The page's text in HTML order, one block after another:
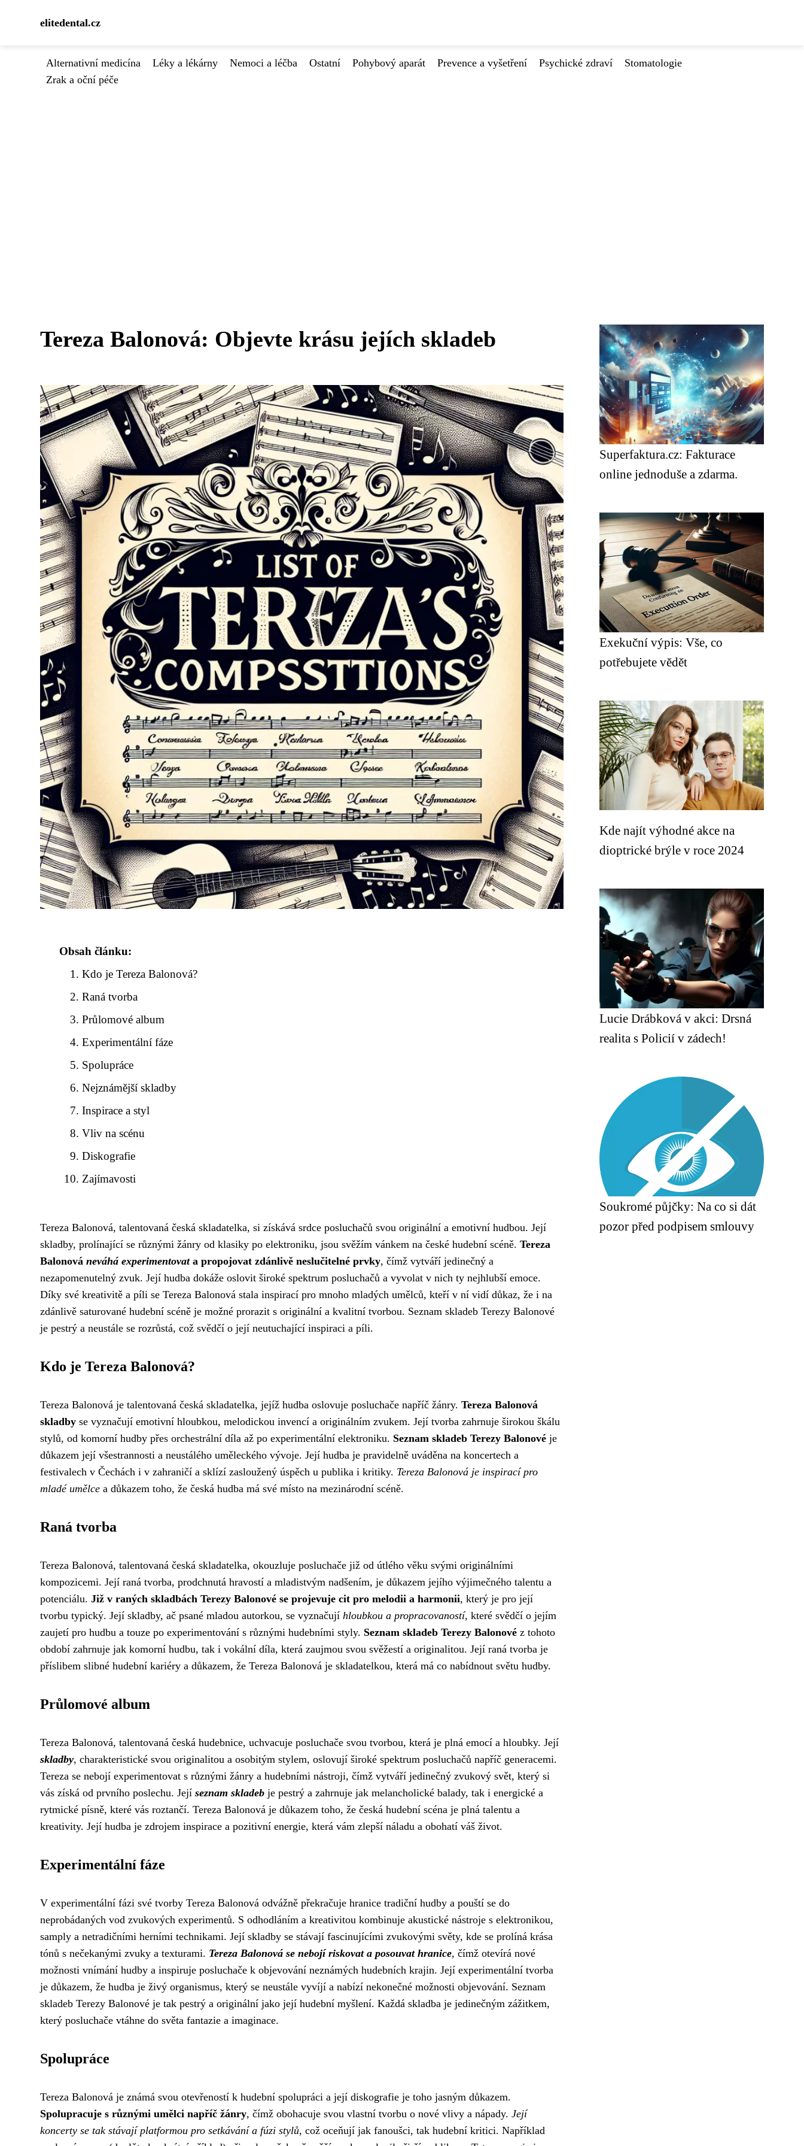
elitedental.cz
Alternativní medicína Léky a lékárny Nemoci a léčba Ostatní Pohybový aparát Prevence a vyšetření Psychické zdraví
Stomatologie
Zrak a oční péče
Tereza Balonová: Objevte krásu jejích skladeb
Obsah článku:
Kdo je Tereza Balonová?
Raná tvorba
Průlomové album
Experimentální fáze
Spolupráce
Nejznámější skladby
Inspirace a styl
Vliv na scénu
Diskografie
Zajímavosti
Tereza Balonová, talentovaná česká skladatelka, si získává srdce posluchačů svou originální a emotivní hudbou. Její
skladby, prolínající se různými žánry od klasiky po elektroniku, jsou svěžím vánkem na české hudební scéně. Tereza
Balonová neváhá experimentovata propojovat zdánlivě neslučitelné prvky, čímž vytváří jedinečný a
nezapomenutelný zvuk. Její hudba dokáže oslovit široké spektrum posluchačů a vyvolat v nich ty nejhlubší emoce.
Díky své kreativitě a píli se Tereza Balonová stala inspirací pro mnoho mladých umělců, kteří v ní vidí důkaz, že i na
zdánlivě saturované hudební scéně je možné prorazit s originální a kvalitní tvorbou. Seznam skladeb Terezy Balonové
je pestrý a neustále se rozrůstá, což svědčí o její neutuchající inspiraci a píli.
Kdo je Tereza Balonová?
Tereza Balonová je talentovaná česká skladatelka, jejíž hudba oslovuje posluchače napříč žánry. Tereza Balonová
skladby se vyznačují emotivní hloubkou, melodickou invencí a originálním zvukem. Její tvorba zahrnuje širokou škálu
stylů, od komorní hudby přes orchestrální díla až po experimentální elektroniku. Seznam skladeb Terezy Balonové je
důkazem její všestrannosti a neustálého uměleckého vývoje. Její hudba je pravidelně uváděna na koncertech a
festivalech v Čechách i v zahraničí a sklízí zasloužený úspěch u publika i kritiky. Tereza Balonová je inspirací pro
mladé umělce a důkazem toho, že česká hudba má své místo na mezinárodní scéně.
Raná tvorba
Tereza Balonová, talentovaná česká skladatelka, okouzluje posluchače již od útlého věku svými originálními
kompozicemi. Její raná tvorba, prodchnutá hravostí a mladistvým nadšením, je důkazem jejího výjimečného talentu a
potenciálu. Již v raných skladbách Terezy Balonové se projevuje cit pro melodii a harmonii, který je pro její
tvorbu typický. Její skladby, ač psané mladou autorkou, se vyznačují hloubkou a propracovaností, které svědčí o jejím
zaujetí pro hudbu a touze po experimentování s různými hudebními styly. Seznam skladeb Terezy Balonové z tohoto
období zahrnuje jak komorní hudbu, tak i vokální díla, která zaujmou svou svěžestí a originalitou. Její raná tvorba je
příslibem slibné hudební kariéry a důkazem, že Tereza Balonová je skladatelkou, která má co nabídnout světu hudby.
Průlomové album
Tereza Balonová, talentovaná česká hudebnice, uchvacuje posluchače svou tvorbou, která je plná emocí a hloubky. Její
skladby, charakteristické svou originalitou a osobitým stylem, oslovují široké spektrum posluchačů napříč generacemi.
Tereza se nebojí experimentovat s různými žánry a hudebními nástroji, čímž vytváří jedinečný zvukový svět, který si
vás získá od prvního poslechu. Její seznam skladeb je pestrý a zahrnuje jak melancholické balady, tak i energické a
rytmické písně, které vás roztančí. Tereza Balonová je důkazem toho, že česká hudební scéna je plná talentu a
kreativity. Její hudba je zdrojem inspirace a pozitivní energie, která vám zlepší náladu a obohatí váš život.
Experimentální fáze
V experimentální fázi své tvorby Tereza Balonová odvážně překračuje hranice tradiční hudby a pouští se do
neprobádaných vod zvukových experimentů. S odhodláním a kreativitou kombinuje akustické nástroje s elektronikou,
samply a netradičními herními technikami. Její skladby se stávají fascinujícími zvukovými světy, kde se prolíná krása
tónů s nečekanými zvuky a texturami. Tereza Balonová se nebojí riskovat a posouvat hranice, čímž otevírá nové
možnosti vnímání hudby a inspiruje posluchače k objevování neznámých hudebních krajin. Její experimentální tvorba
je důkazem, že hudba je živý organismus, který se neustále vyvíjí a nabízí nekonečné možnosti objevování. Seznam
skladeb Terezy Balonové je tak pestrý a originální jako její hudební myšlení. Každá skladba je jedinečným zážitkem,
který posluchače vtáhne do světa fantazie a imaginace.
Spolupráce
Tereza Balonová je známá svou otevřeností k hudební spolupráci a její diskografie je toho jasným důkazem.
Spolupracuje s různými umělci napříč žánry, čímž obohacuje svou vlastní tvorbu o nové vlivy a nápady. Její
koncerty se tak stávají platformou pro setkávání a fúzi stylů, což oceňují jak fanoušci, tak hudební kritici. Například
Superfaktura.cz: Fakturace
online jednoduše a zdarma.
Exekuční výpis: Vše, co
potřebujete vědět
Kde najít výhodné akce na
dioptrické brýle v roce 2024
Lucie Drábková v akci: Drsná
realita s Policií v zádech!
Soukromé půjčky: Na co si dát
pozor před podpisem smlouvy